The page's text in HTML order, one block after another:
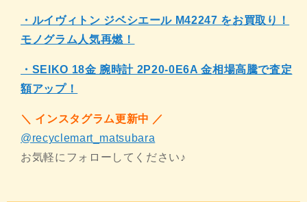
・ルイヴィトン ジベシエール M42247 をお買取り！
モノグラム人気再燃！
・SEIKO 18金 腕時計 2P20-0E6A 金相場高騰で査定
額アップ！
＼ インスタグラム更新中 ／
@recyclemart_matsubara
お気軽にフォローしてください♪